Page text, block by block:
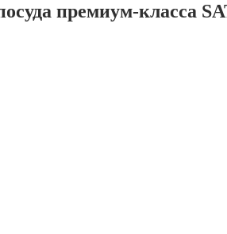
премиум-класса